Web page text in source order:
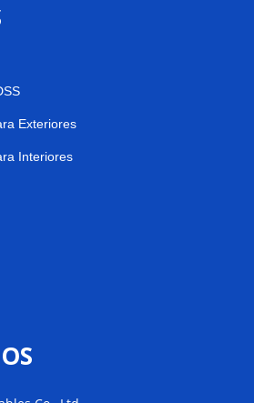
Exteriores
Interiores